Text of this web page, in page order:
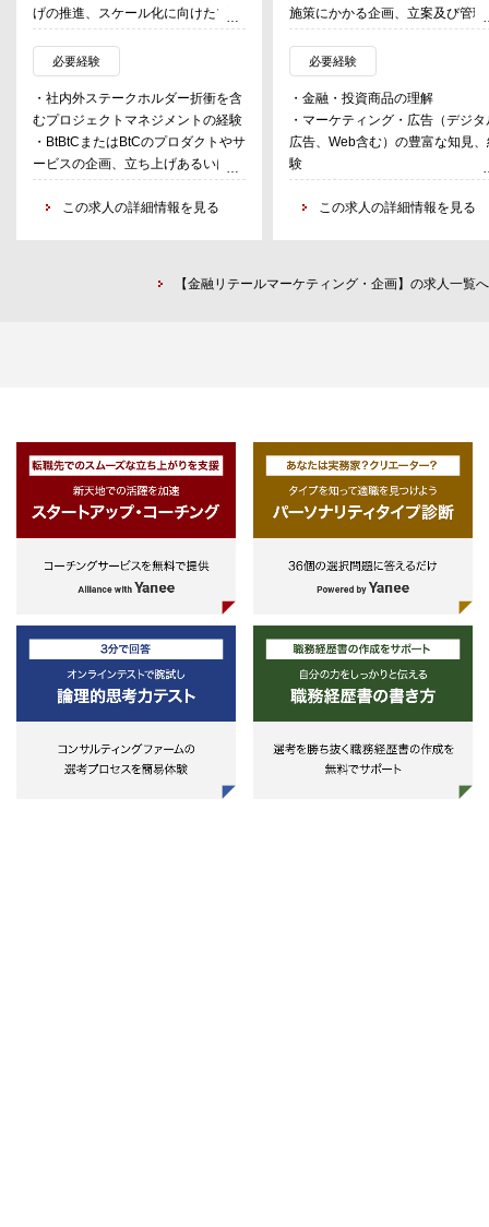
げの推進、スケール化に向けたプロ
モーション企画等を担う
・適性に応じてBaaS以外にもマス
リテールの取引拡大に向けた新規事
業開発のリード担当を担う。
必要経験
・社内外ステークホルダー折衝を含
むプロジェクトマネジメントの経験
・BtBtCまたはBtCのプロダクトやサ
ービスの企画、立ち上げあるいはグ
ロースの経験
この求人の詳細情報を見る
施策にかかる企画、立案及び管理
必要経験
・金融・投資商品の理解
・マーケティング・広告（デジタ
広告、Web含む）の豊富な知見
験
・広告案件の進行・プロジェクト
理力
の査閲が可能なレベル）
この求人の詳細情報を見る
【金融リテールマーケティング・企画】の求人一覧へ